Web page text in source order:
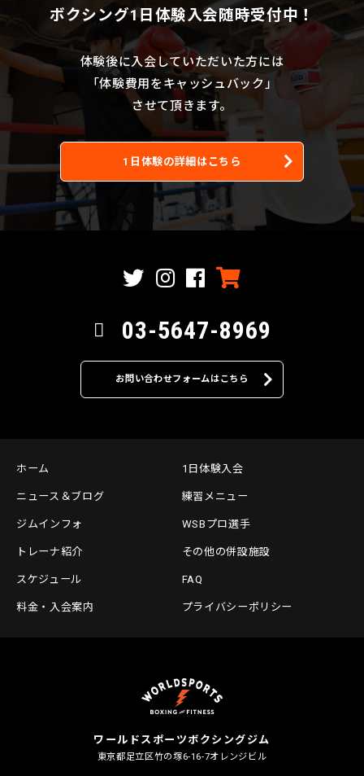
ボクシング1日体験入会随時受付中！
体験後に入会していただいた方には
「体験費用をキャッシュバック」
させて頂きます。
1日体験の詳細はこちら
03-5647-8969
お問い合わせフォームはこちら
ホーム 1日体験入会
ニュース＆ブログ 練習メニュー
ジムインフォ WSBプロ選手
トレーナ紹介 その他の併設施設
スケジュール FAQ
料金・入会案内 プライバシーポリシー
ワールドスポーツボクシングジム
東京都足立区竹の塚6-16-7オレンジビル